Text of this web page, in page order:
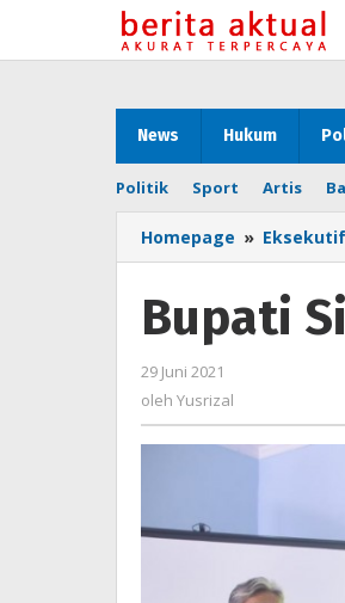
konten
News Hukum
Politik Sport Artis
Homepage » Eksekutif
Bupati
29 Juni 2021
oleh Yusrizal